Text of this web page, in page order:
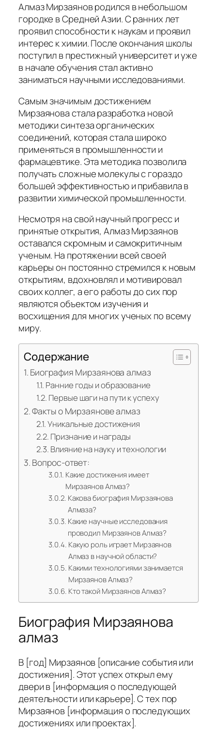
Алмаз Мирзаянов родился в небольшом
городке в Средней Азии. С ранних лет
проявил способности к наукам и проявил
интерес к химии. После окончания школы
поступил в престижный университет и уже
в начале обучения стал активно
заниматься научными исследованиями.
Самым значимым достижением
Мирзаянова стала разработка новой
методики синтеза органических
соединений, которая стала широко
применяться в промышленности и
фармацевтике. Эта методика позволила
получать сложные молекулы с гораздо
большей эффективностью и прибавила в
развитии химической промышленности.
Несмотря на свой научный прогресс и
принятые открытия, Алмаз Мирзаянов
оставался скромным и самокритичным
ученым. На протяжении всей своей
карьеры он постоянно стремился к новым
открытиям, вдохновлял и мотивировал
своих коллег, а его работы до сих пор
являются объектом изучения и
восхищения для многих ученых по всему
миру.
Содержание
Биография Мирзаянова алмаз
Ранние годы и образование
Первые шаги на пути к успеху
Факты о Мирзаянове алмаз
Уникальные достижения
Признание и награды
Влияние на науку и технологии
Вопрос-ответ:
Какие достижения имеет
Мирзаянов Алмаз?
Какова биография Мирзаянова
Алмаза?
Какие научные исследования
проводил Мирзаянов Алмаз?
Какую роль играет Мирзаянов
Алмаз в научной области?
Какими технологиями занимается
Мирзаянов Алмаз?
Кто такой Мирзаянов Алмаз?
Биография Мирзаянова
алмаз
В [год] Мирзаянов [описание события или
достижения]. Этот успех открыл ему
двери в [информация о последующей
деятельности или карьере]. С тех пор
Мирзаянов [информация о последующих
достижениях или проектах].